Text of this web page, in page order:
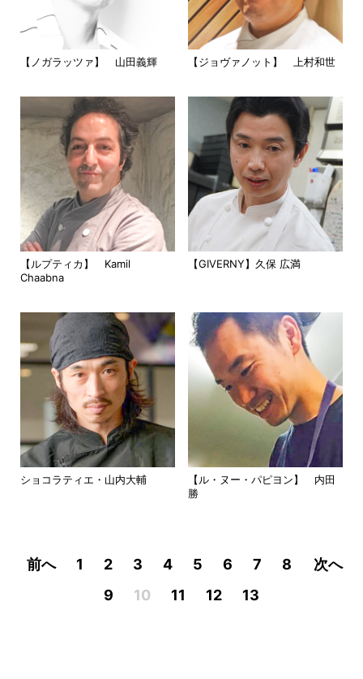
【ノガラッツァ】 山田義輝 【ジョヴァノット】 上村和世
【ルプティカ】 Kamil
Chaabna
【GIVERNY】久保 広満
ショコラティエ・山内大輔
【ル・ヌー・パピヨン】 内田
勝
前へ 次へ
1 2 3 4 5 6 7
8
9
10 11 12 13